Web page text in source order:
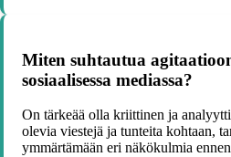
Miten suhtautua
sosiaalisessa mediassa?
On tärkeää olla kriittinen ja
olevia viestejä ja tunteita kohtaan,
ymmärtämään eri näkökulmia